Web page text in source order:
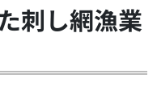
刺し網漁業